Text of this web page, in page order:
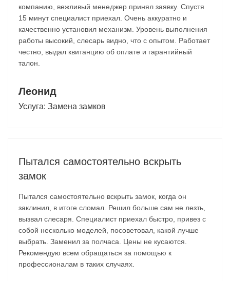
компанию, вежливый менеджер принял заявку. Спустя
15 минут специалист приехал. Очень аккуратно и
качественно установил механизм. Уровень выполнения
работы высокий, слесарь видно, что с опытом. Работает
честно, выдал квитанцию об оплате и гарантийный
талон.
Леонид
Услуга: Замена замков
Пытался самостоятельно вскрыть
замок
Пытался самостоятельно вскрыть замок, когда он
заклинил, в итоге сломал. Решил больше сам не лезть,
вызвал слесаря. Специалист приехал быстро, привез с
собой несколько моделей, посоветовал, какой лучше
выбрать. Заменил за полчаса. Цены не кусаются.
Рекомендую всем обращаться за помощью к
профессионалам в таких случаях.